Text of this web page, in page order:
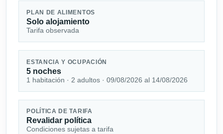
PLAN DE ALIMENTOS
Solo alojamiento
Tarifa observada
ESTANCIA Y OCUPACIÓN
5 noches
1 habitación · 2 adultos · 09/08/2026 al 14/08/2026
POLÍTICA DE TARIFA
Revalidar política
Condiciones sujetas a tarifa